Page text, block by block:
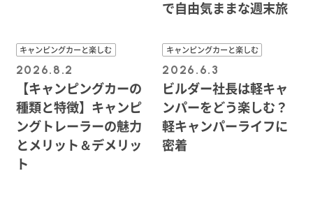
で自由気ままな週末旅
キャンピングカーと楽しむ
2026.8.2
【キャンピングカーの
種類と特徴】キャンピ
ングトレーラーの魅力
とメリット＆デメリッ
ト
キャンピングカーと楽しむ
2026.6.3
ビルダー社長は軽キャ
ンパーをどう楽しむ？
軽キャンパーライフに
密着